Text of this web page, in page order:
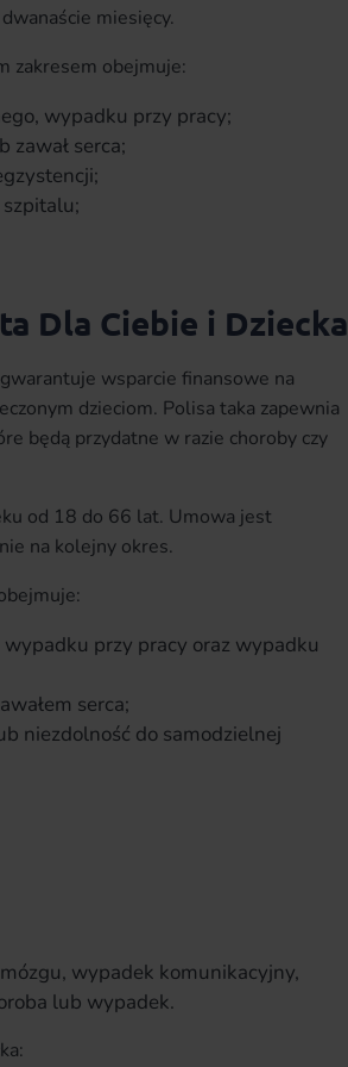
miesięcy.
zakresem obejmuje:
wypadku przy pracy;
zawał serca;
Dla Ciebie i Dziecka
wsparcie finansowe na
dzieciom. Polisa taka zapewnia
będą przydatne w razie choroby czy
od 18 do 66 lat. Umowa jest
na kolejny okres.
przy pracy oraz wypadku
serca;
niezdolność do samodzielnej
wypadek komunikacyjny,
lub wypadek.